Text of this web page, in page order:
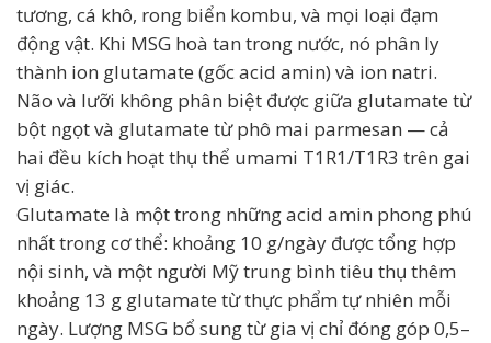
tương, cá khô, rong biển kombu, và mọi loại đạm
động vật. Khi MSG hoà tan trong nước, nó phân ly
thành ion glutamate (gốc acid amin) và ion natri.
Não và lưỡi không phân biệt được giữa glutamate từ
bột ngọt và glutamate từ phô mai parmesan — cả
hai đều kích hoạt thụ thể umami T1R1/T1R3 trên gai
vị giác.
Glutamate là một trong những acid amin phong phú
nhất trong cơ thể: khoảng 10 g/ngày được tổng hợp
nội sinh, và một người Mỹ trung bình tiêu thụ thêm
khoảng 13 g glutamate từ thực phẩm tự nhiên mỗi
ngày. Lượng MSG bổ sung từ gia vị chỉ đóng góp 0,5–